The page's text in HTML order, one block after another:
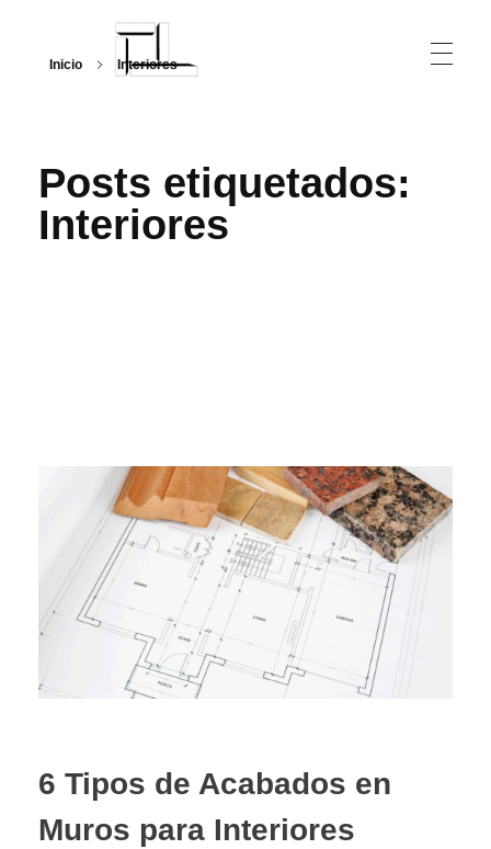
Inicio Interiores
Posts etiquetados:
Interiores
6 Tipos de Acabados en
Muros para Interiores